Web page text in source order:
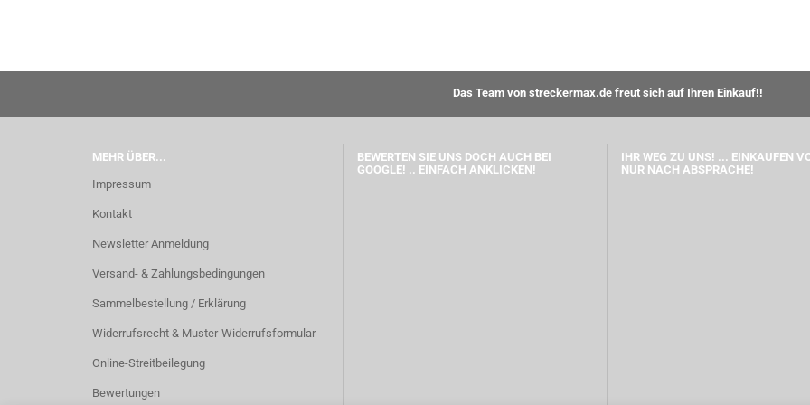
Das Team von streckermax.de freut sich auf Ihren Einkauf!!
MEHR ÜBER...
Impressum
Kontakt
Newsletter Anmeldung
Versand- & Zahlungsbedingungen
Sammelbestellung / Erklärung
Widerrufsrecht & Muster-Widerrufsformular
Online-Streitbeilegung
Bewertungen
BEWERTEN SIE UNS DOCH AUCH BEI
GOOGLE! .. EINFACH ANKLICKEN!
IHR WEG ZU UNS! ... EINKAUFEN
NUR NACH ABSPRACHE!